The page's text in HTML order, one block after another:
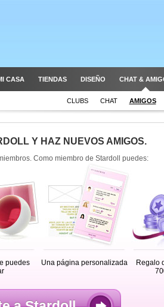
CASA TIENDAS DISEÑO CHAT &
CLUBS CHAT AMIGOS
Y HAZ NUEVOS AMIGOS.
Como miembro de Stardoll puedes:
puedes
Una página personalizada
Regalo